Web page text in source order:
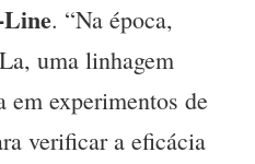
. “Na época,
uma linhagem
experimentos de
verificar a eficácia